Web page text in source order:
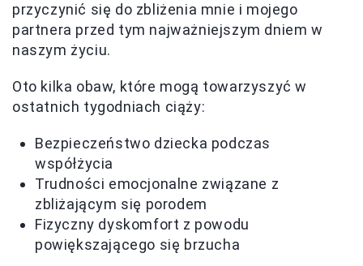
przyczynić się do zbliżenia mnie i mojego
partnera przed tym najważniejszym dniem w
naszym życiu.
Oto kilka obaw, które mogą towarzyszyć w
ostatnich tygodniach ciąży:
Bezpieczeństwo dziecka podczas
współżycia
Trudności emocjonalne związane z
zbliżającym się porodem
Fizyczny dyskomfort z powodu
powiększającego się brzucha